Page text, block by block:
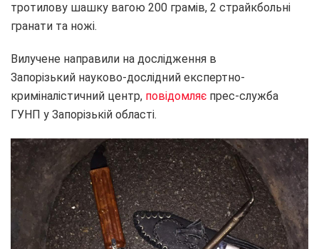
тротилову шашку вагою 200 грамів, 2 страйкбольні
гранати та ножі.
Вилучене направили на дослідження в
Запорізький науково-дослідний експертно-
криміналістичний центр, повідомляє прес-служба
ГУНП у Запорізькій області.